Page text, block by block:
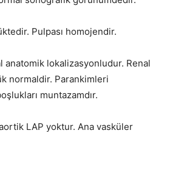
Pulpası homojendir.
anatomik lokalizasyonludur. Renal
normaldir. Parankimleri
muntazamdır.
LAP yoktur. Ana vasküler